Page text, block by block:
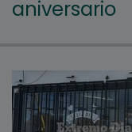
aniversario